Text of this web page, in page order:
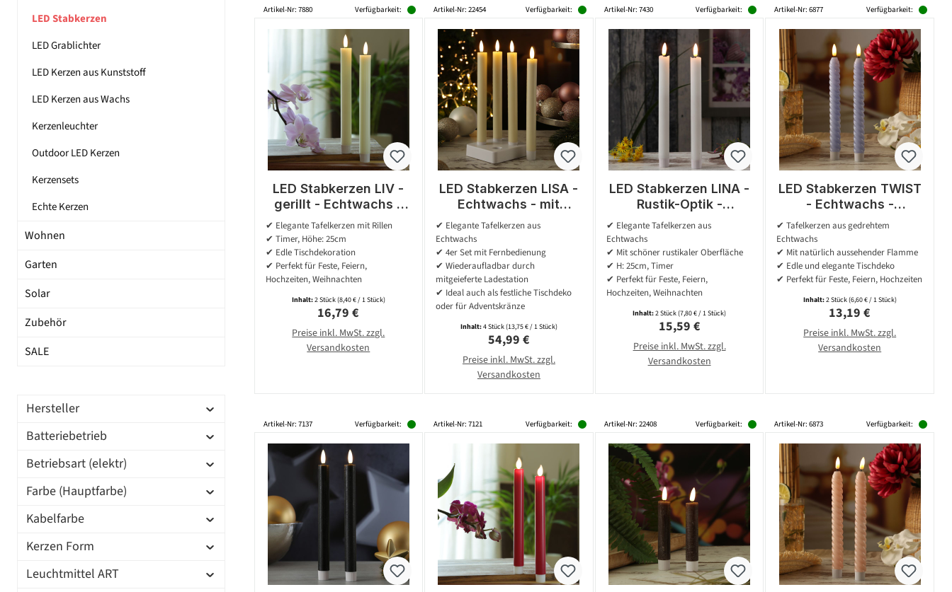
LED Stabkerzen
LED Grablichter
LED Kerzen aus Kunststoff
LED Kerzen aus Wachs
Kerzenleuchter
Outdoor LED Kerzen
Kerzensets
Echte Kerzen
Wohnen
Garten
Solar
Zubehör
SALE
Hersteller
Batteriebetrieb
Betriebsart (elektr)
Farbe (Hauptfarbe)
Kabelfarbe
Kerzen Form
Leuchtmittel ART
Artikel-Nr: 7880 Verfügbarkeit:
LED Stabkerzen LIV -
gerillt - Echtwachs -
flackernd - H: 25cm -
Timer - creme - 2er Set
✔ Elegante Tafelkerzen mit Rillen
✔ Timer, Höhe: 25cm
✔ Edle Tischdekoration
✔ Perfekt für Feste, Feiern,
Hochzeiten, Weihnachten
Inhalt:2 Stück(8,40 € / 1 Stück)
Regulärer Preis:
16,79 €
Preise inkl. MwSt. zzgl.
Versandkosten
Artikel-Nr: 22454 Verfügbarkeit:
LED Stabkerzen LISA -
Echtwachs - mit
Ladestation - inkl.
Fernbedienung - H:
25cm - creme - 4er Set
✔ Elegante Tafelkerzen aus
Echtwachs
✔ 4er Set mit Fernbedienung
✔ Wiederaufladbar durch
mitgeieferte Ladestation
✔ Ideal auch als festliche Tischdeko
oder für Adventskränze
Inhalt:4 Stück(13,75 € / 1 Stück)
Regulärer Preis:
54,99 €
Preise inkl. MwSt. zzgl.
Versandkosten
Artikel-Nr: 7430 Verfügbarkeit:
LED Stabkerzen LINA -
Rustik-Optik -
Echtwachs - flackernd
- H: 25cm - Timer -
weiß - 2er Set
✔ Elegante Tafelkerzen aus
Echtwachs
✔ Mit schöner rustikaler Oberfläche
✔ H: 25cm, Timer
✔ Perfekt für Feste, Feiern,
Hochzeiten, Weihnachten
Inhalt:2 Stück(7,80 € / 1 Stück)
Regulärer Preis:
15,59 €
Preise inkl. MwSt. zzgl.
Versandkosten
Artikel-Nr: 6877 Verfügbarkeit:
LED Stabkerzen TWIST
- Echtwachs -
flackernde 3D Flamme
- H: 25cm - Timer -
flieder - 2er Set
✔ Tafelkerzen aus gedrehtem
Echtwachs
✔ Mit natürlich aussehender Flamme
✔ Edle und elegante Tischdeko
✔ Perfekt für Feste, Feiern, Hochzeiten
Inhalt:2 Stück(6,60 € / 1 Stück)
Regulärer Preis:
13,19 €
Preise inkl. MwSt. zzgl.
Versandkosten
Artikel-Nr: 7137 Verfügbarkeit: Artikel-Nr: 7121 Verfügbarkeit: Artikel-Nr: 22408 Verfügbarkeit: Artikel-Nr: 6873 Verfügbarkeit: